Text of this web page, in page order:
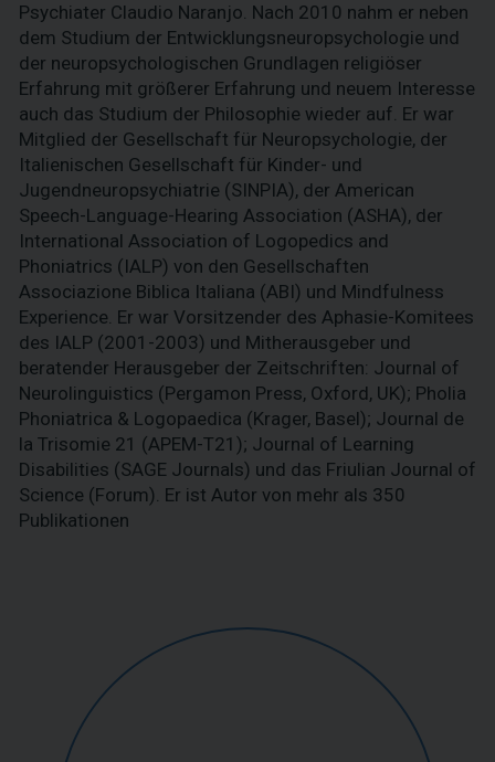
Psychiater Claudio Naranjo. Nach 2010 nahm er neben
dem Studium der Entwicklungsneuropsychologie und
der neuropsychologischen Grundlagen religiöser
Erfahrung mit größerer Erfahrung und neuem Interesse
auch das Studium der Philosophie wieder auf. Er war
Mitglied der Gesellschaft für Neuropsychologie, der
Italienischen Gesellschaft für Kinder- und
Jugendneuropsychiatrie (SINPIA), der American
Speech-Language-Hearing Association (ASHA), der
International Association of Logopedics and
Phoniatrics (IALP) von den Gesellschaften
Associazione Biblica Italiana (ABI) und Mindfulness
Experience. Er war Vorsitzender des Aphasie-Komitees
des IALP (2001-2003) und Mitherausgeber und
beratender Herausgeber der Zeitschriften: Journal of
Neurolinguistics (Pergamon Press, Oxford, UK); Pholia
Phoniatrica & Logopaedica (Krager, Basel); Journal de
la Trisomie 21 (APEM-T21); Journal of Learning
Disabilities (SAGE Journals) und das Friulian Journal of
Science (Forum). Er ist Autor von mehr als 350
Publikationen